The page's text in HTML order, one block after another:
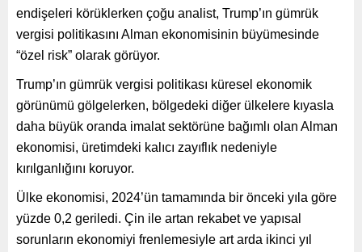
endişeleri körüklerken çoğu analist, Trump’ın gümrük
vergisi politikasını Alman ekonomisinin büyümesinde
“özel risk” olarak görüyor.
Trump’ın gümrük vergisi politikası küresel ekonomik
görünümü gölgelerken, bölgedeki diğer ülkelere kıyasla
daha büyük oranda imalat sektörüne bağımlı olan Alman
ekonomisi, üretimdeki kalıcı zayıflık nedeniyle
kırılganlığını koruyor.
Ülke ekonomisi, 2024’ün tamamında bir önceki yıla göre
yüzde 0,2 geriledi. Çin ile artan rekabet ve yapısal
sorunların ekonomiyi frenlemesiyle art arda ikinci yıl